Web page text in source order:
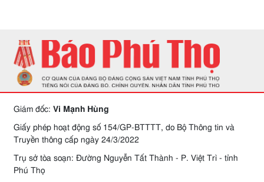
Giám đốc: Vi Mạnh Hùng
Giấy phép hoạt động số 154/GP-BTTTT, do Bộ Thông tin và
Truyền thông cấp ngày 24/3/2022
Trụ sở tòa soạn: Đường Nguyễn Tất Thành - P. Việt Trì - tỉnh
Phú Thọ